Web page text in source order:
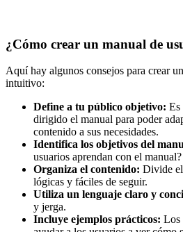
¿Cómo crear un manual de
Aquí hay algunos consejos para crear
intuitivo:
Define a tu público objetivo: Es
dirigido el manual para poder
contenido a sus necesidades.
Identifica los objetivos del
usuarios aprendan con el manual?
Organiza el contenido: Divide
lógicas y fáciles de seguir.
Utiliza un lenguaje claro y
y jerga.
Incluye ejemplos prácticos: Los